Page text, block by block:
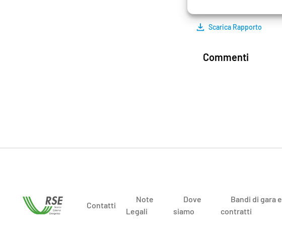
Scarica Rapporto
Commenti
Contatti
Note
Legali
Dove
siamo
Bandi di gara e
contratti